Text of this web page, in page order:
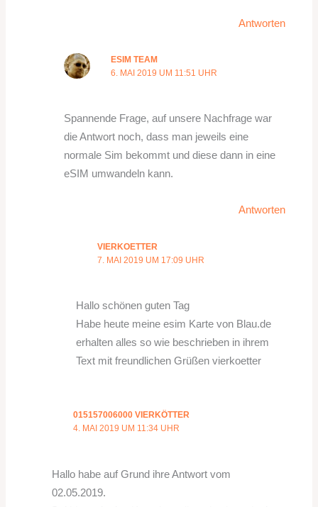
Antworten
ESIM TEAM
6. MAI 2019 UM 11:51 UHR
Spannende Frage, auf unsere Nachfrage war
die Antwort noch, dass man jeweils eine
normale Sim bekommt und diese dann in eine
eSIM umwandeln kann.
Antworten
VIERKOETTER
7. MAI 2019 UM 17:09 UHR
Hallo schönen guten Tag
Habe heute meine esim Karte von Blau.de
erhalten alles so wie beschrieben in ihrem
Text mit freundlichen Grüßen vierkoetter
015157006000 VIERKÖTTER
4. MAI 2019 UM 11:34 UHR
Hallo habe auf Grund ihre Antwort vom
02.05.2019.